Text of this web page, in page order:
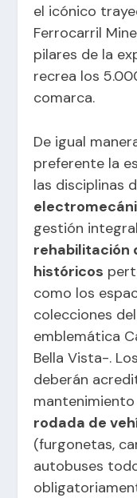
el icónico
Ferrocarril
pilares de la
recrea los
comarca.
De igual
preferente la
las disciplinas
gestión
rehabilitación
históricos
como los
colecciones
emblemática
Bella Vista-.
deberán
rodada de
(furgonetas,
autobuses